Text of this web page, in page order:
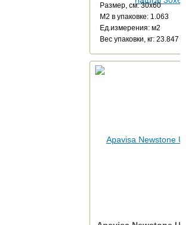
Размер, см: 30x60
М2 в упаковке: 1.063
Ед.измерения: м2
Веc упаковки, кг: 23.847